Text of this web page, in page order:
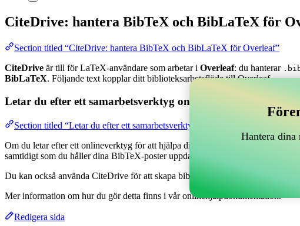
CiteDrive: hantera BibTeX och BibLaTeX för
Section titled “CiteDrive: hantera BibTeX och BibLaTeX för Overleaf”
CiteDrive är till för LaTeX-användare som arbetar i Overleaf: du hanterar
BibLaTeX. Följande text kopplar ditt biblioteksarbetsflöde till Overleaf.
Letar du efter ett samarbetsverktyg online för att hantera
Section titled “Letar du efter ett samarbetsverktyg online för att hantera dina
Om du letar efter ett onlineverktyg för att hjälpa dig hantera dina referenser,
samtidigt som du håller dina BibTeX-poster uppdaterade i ditt Overleaf-projekt.
Du kan också använda CiteDrive för att skapa bibliografier och citationer i
Mer information om hur du gör detta finns i vår onlinehjälpdokumentation.
Redigera sida
Hantera